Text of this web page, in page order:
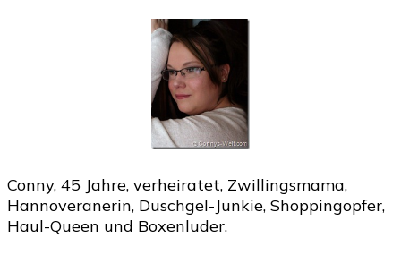
Conny, 45 Jahre, verheiratet, Zwillingsmama,
Hannoveranerin, Duschgel-Junkie, Shoppingopfer,
Haul-Queen und Boxenluder.